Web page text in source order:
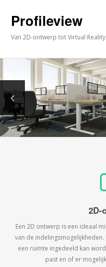
Profileview
Van 2D-ontwerp tot Virtual Reality
2D-
Een 2D ontwerp is een ideaal
van de
een ruimte ingedeeld kan
past en of er